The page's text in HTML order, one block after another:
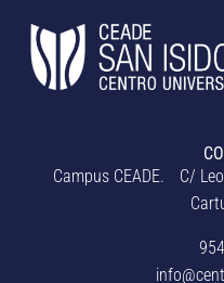
Campus CEADE. C/